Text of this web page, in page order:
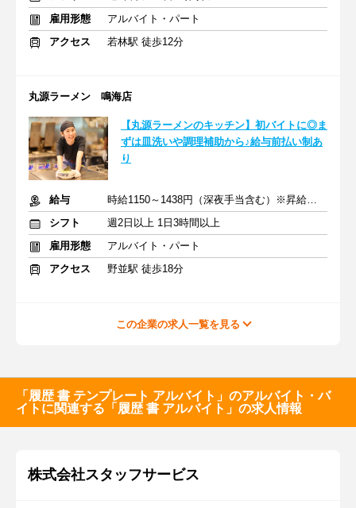
雇用形態
アルバイト・パート
アクセス
若林駅 徒歩12分
丸源ラーメン 鳴海店
【丸源ラーメンのキッチン】初バイトに◎ま
ずは皿洗いや調理補助から♪給与前払い制あ
り
給与
時給1150～1438円（深夜手当含む）※昇給は随時あり
シフト
週2日以上 1日3時間以上
雇用形態
アルバイト・パート
アクセス
野並駅 徒歩18分
この企業の求人一覧を見る
「履歴 書 テンプレート アルバイト」のアルバイト・バ
イトに関連する「履歴 書 アルバイト」の求人情報
株式会社スタッフサービス